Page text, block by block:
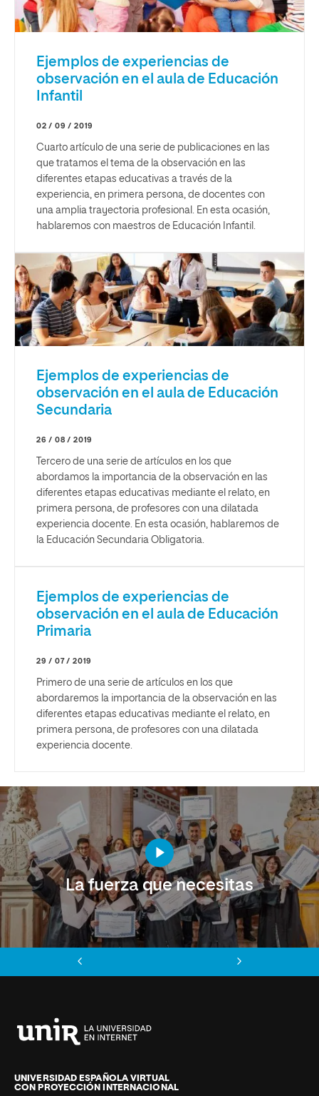
Ejemplos de experiencias de
observación en el aula de Educación
Infantil
02 / 09 / 2019
Cuarto artículo de una serie de publicaciones en las
que tratamos el tema de la observación en las
diferentes etapas educativas a través de la
experiencia, en primera persona, de docentes con
una amplia trayectoria profesional. En esta ocasión,
hablaremos con maestros de Educación Infantil.
Ejemplos de experiencias de
observación en el aula de Educación
Secundaria
26 / 08 / 2019
Tercero de una serie de artículos en los que
abordamos la importancia de la observación en las
diferentes etapas educativas mediante el relato, en
primera persona, de profesores con una dilatada
experiencia docente. En esta ocasión, hablaremos de
la Educación Secundaria Obligatoria.
Ejemplos de experiencias de
observación en el aula de Educación
Primaria
29 / 07 / 2019
Primero de una serie de artículos en los que
abordaremos la importancia de la observación en las
diferentes etapas educativas mediante el relato, en
primera persona, de profesores con una dilatada
experiencia docente.
La fuerza que necesitas
de
La
UNIVERSIDAD ESPAÑOLA VIRTUAL
CON PROYECCIÓN INTERNACIONAL